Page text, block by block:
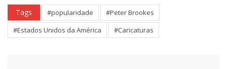
Tags #popularidade
#Peter Brookes
#Estados Unidos da América
#Caricaturas